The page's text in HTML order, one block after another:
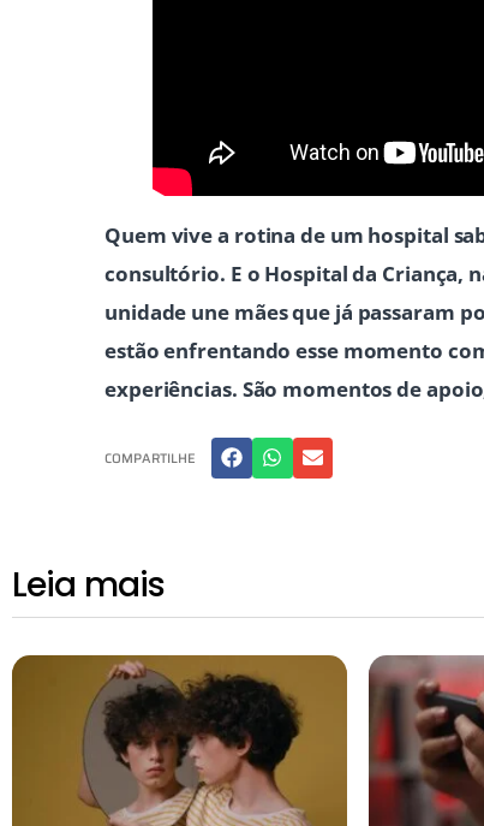
Quem vive a rotina de um hospital
consultório. E o Hospital da Criança,
unidade une mães que já passaram
estão enfrentando esse momento
experiências. São momentos de
COMPARTILHE
Leia mais